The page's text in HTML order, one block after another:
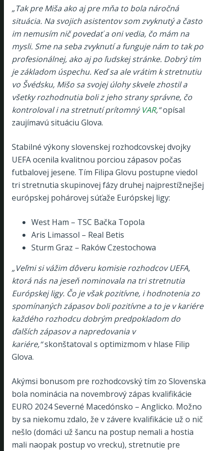
„Tak pre Miša ako aj pre mňa to bola náročná
situácia. Na svojich asistentov som zvyknutý a často
im nemusím nič povedať a oni vedia, čo mám na
mysli. Sme na seba zvyknutí a funguje nám to tak po
profesionálnej, ako aj po ľudskej stránke. Dobrý tím
je základom úspechu. Keď sa ale vrátim k stretnutiu
vo Švédsku, Mišo sa svojej úlohy skvele zhostil a
všetky rozhodnutia boli z jeho strany správne, čo
kontroloval i na stretnutí prítomný VAR,“opísal
zaujímavú situáciu Glova.
Stabilné výkony slovenskej rozhodcovskej dvojky
UEFA ocenila kvalitnou porciou zápasov počas
futbalovej jesene. Tím Filipa Glovu postupne viedol
tri stretnutia skupinovej fázy druhej najprestížnejšej
európskej pohárovej súťaže Európskej ligy:
West Ham – TSC Bačka Topola
Aris Limassol – Real Betis
Sturm Graz – Raków Czestochowa
„Veľmi si vážim dôveru komisie rozhodcov UEFA,
ktorá nás na jeseň nominovala na tri stretnutia
Európskej ligy. Čo je však pozitívne, i hodnotenia zo
spomínaných zápasov boli pozitívne a to je v kariére
každého rozhodcu dobrým predpokladom do
ďalších zápasov a napredovania v
kariére,“skonštatoval s optimizmom v hlase Filip
Glova.
Akýmsi bonusom pre rozhodcovský tím zo Slovenska
bola nominácia na novembrový zápas kvalifikácie
EURO 2024 Severné Macedónsko – Anglicko. Možno
by sa niekomu zdalo, že v závere kvalifikácie už o nič
nešlo (domáci už šancu na postup nemali a hostia
mali naopak postup vo vrecku), stretnutie pre